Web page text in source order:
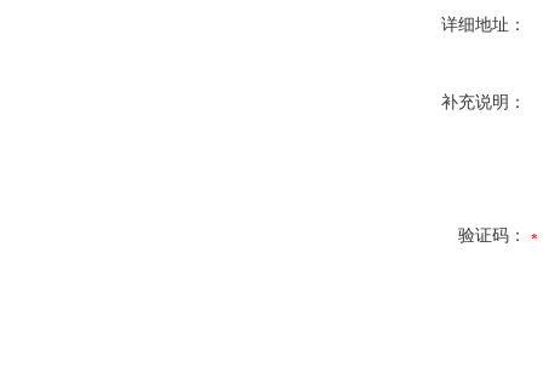
详细地址：
补充说明：
验证码：